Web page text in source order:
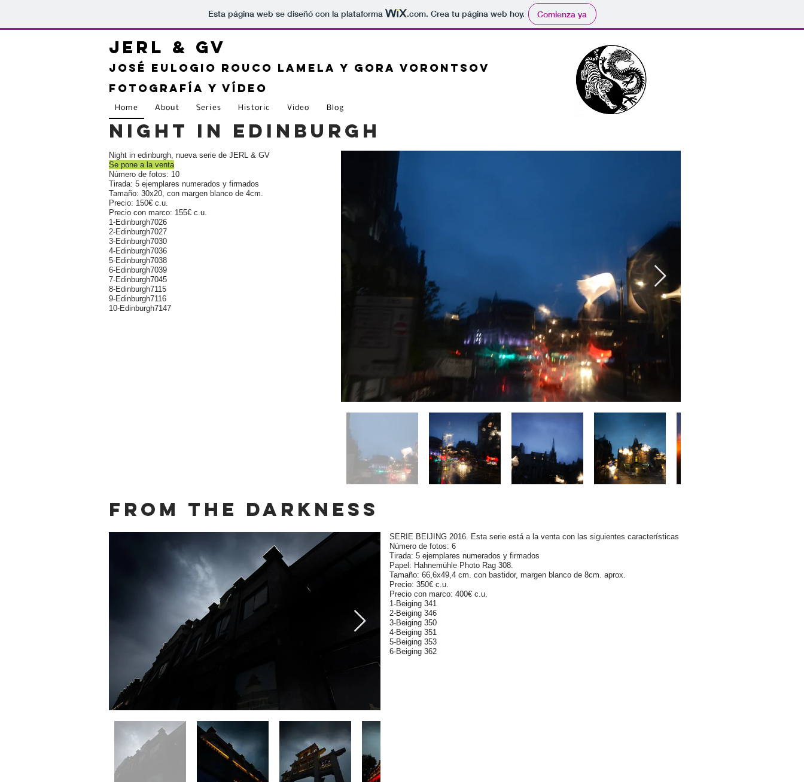
Esta página web se diseñó con la plataforma .com. Crea tu página web hoy. Comienza ya
JER L & GV
josé eulogio rouco lamela y gora vorontsov
fotografía y vídeo
Home About Series Historic Video Blog
night in edinburgh
Night in edinburgh, nueva serie de JERL & GV
Se pone a la venta
Número de fotos: 10
Tirada: 5 ejemplares numerados y firmados
Tamaño: 30x20, con margen blanco de 4cm.
Precio: 150€ c.u.
Precio con marco: 155€ c.u.
1-Edinburgh7026
2-Edinburgh7027
3-Edinburgh7030
4-Edinburgh7036
5-Edinburgh7038
6-Edinburgh7039
7-Edinburgh7045
8-Edinburgh7115
9-Edinburgh7116
10-Edinburgh7147
From the darkness
SERIE BEIJING 2016. Esta serie está a la venta con las siguientes características
Número de fotos: 6
Tirada: 5 ejemplares numerados y firmados
Papel: Hahnemühle Photo Rag 308.
Tamaño: 66,6x49,4 cm. con bastidor, margen blanco de 8cm. aprox.
Precio: 350€ c.u.
Precio con marco: 400€ c.u.
1-Beiging 341
2-Beiging 346
3-Beiging 350
4-Beiging 351
5-Beiging 353
6-Beiging 362